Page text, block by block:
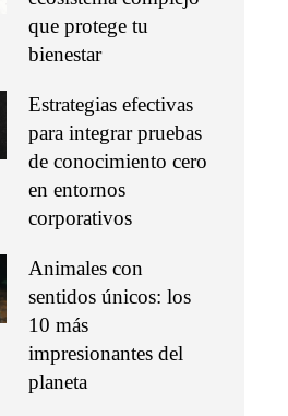
que protege tu
bienestar
Estrategias efectivas
para integrar pruebas
de conocimiento cero
en entornos
corporativos
Animales con
sentidos únicos: los
10 más
impresionantes del
planeta